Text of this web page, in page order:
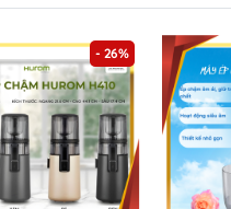
- 26%